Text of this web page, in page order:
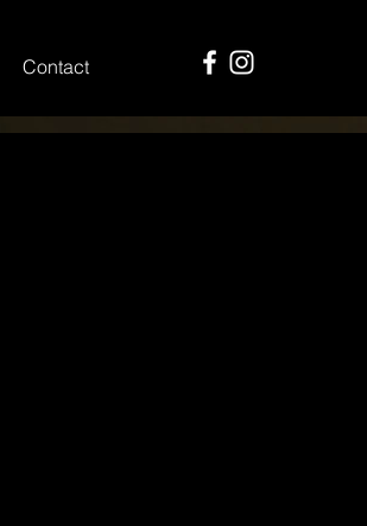
Contact